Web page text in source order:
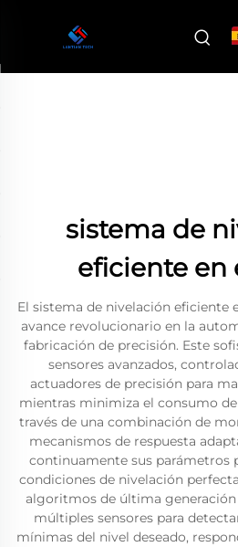
sistema de
eficiente en
El sistema de nivelación eficiente
avance revolucionario en la
fabricación de precisión. Este
sensores avanzados,
actuadores de precisión para
mientras minimiza el consumo
través de una combinación de
mecanismos de respuesta
continuamente sus parámetros
condiciones de nivelación
algoritmos de última generación
múltiples sensores para
mínimas del nivel deseado,